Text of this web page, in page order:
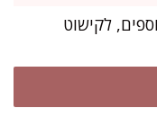
לקישוט